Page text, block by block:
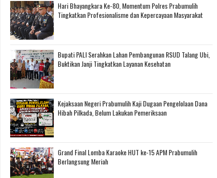
Hari Bhayangkara Ke-80, Momentum Polres Prabumulih
Tingkatkan Profesionalisme dan Kepercayaan Masyarakat
Bupati PALI Serahkan Lahan Pembangunan RSUD Talang Ubi,
Buktikan Janji Tingkatkan Layanan Kesehatan
Kejaksaan Negeri Prabumulih Kaji Dugaan Pengelolaan Dana
Hibah Pilkada, Belum Lakukan Pemeriksaan
Grand Final Lomba Karaoke HUT ke-15 APM Prabumulih
Berlangsung Meriah